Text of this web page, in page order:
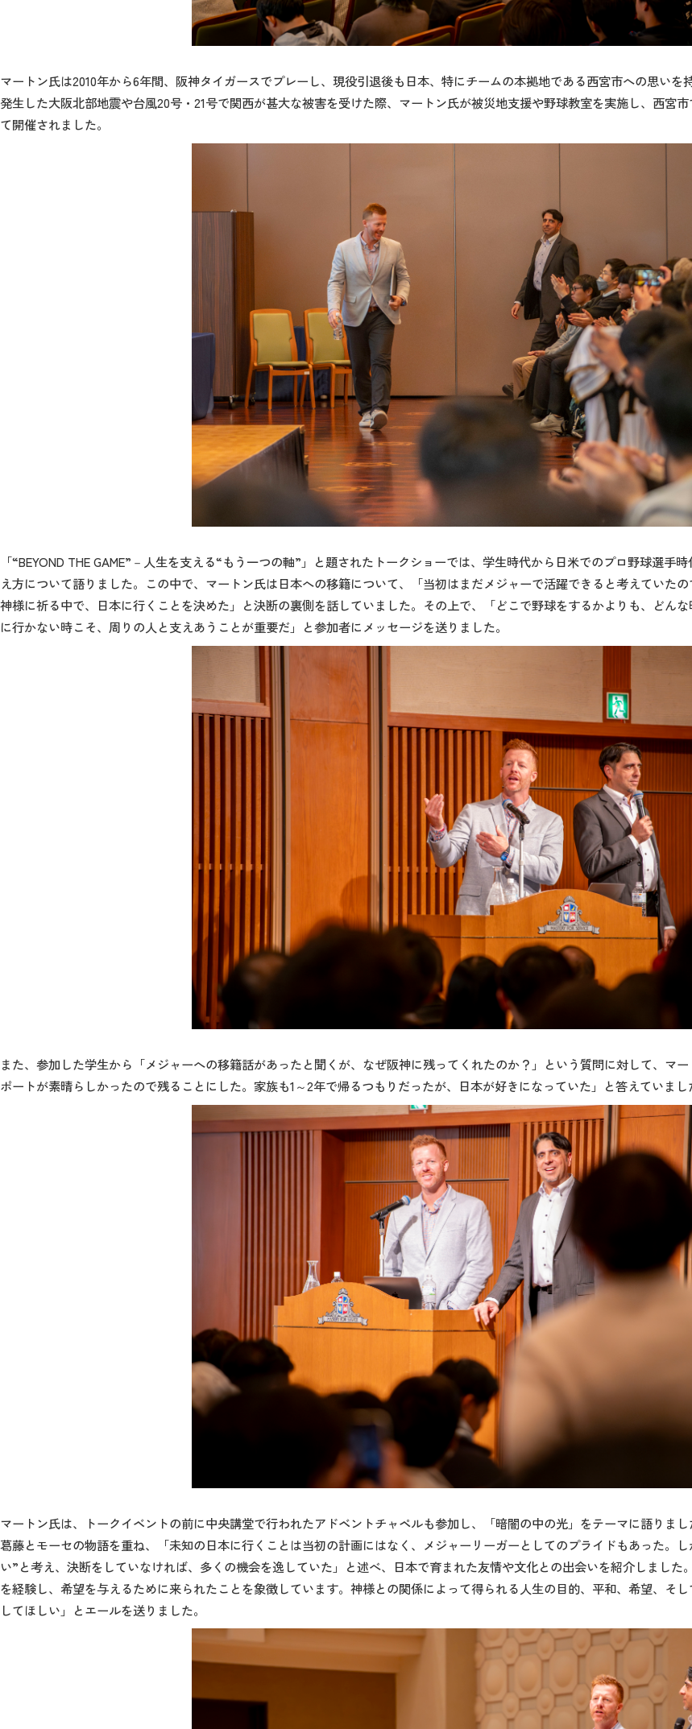
マートン氏は2010年から6年間、阪神タイガースでプレーし、現役引退後も日本、特にチームの本拠地である西宮市への思いを
発生した大阪北部地震や台風20号・21号で関西が甚大な被害を受けた際、マートン氏が被災地支援や野球教室を実施し、西宮
て開催されました。
「“BEYOND THE GAME”－人生を支える“もう一つの軸”」と題されたトークショーでは、学生時代から日米でのプロ野球選手
え方について語りました。この中で、マートン氏は日本への移籍について、「当初はまだメジャーで活躍できると考えていた
神様に祈る中で、日本に行くことを決めた」と決断の裏側を話していました。その上で、「どこで野球をするかよりも、どん
に行かない時こそ、周りの人と支えあうことが重要だ」と参加者にメッセージを送りました。
また、参加した学生から「メジャーへの移籍話があったと聞くが、なぜ阪神に残ってくれたのか？」という質問に対して、マ
ポートが素晴らしかったので残ることにした。家族も1 ～2年で帰るつもりだったが、日本が好きになっていた」と答えていまし
マートン氏は、トークイベントの前に中央講堂で行われたアドベントチャペルも参加し、「暗闇の中の光」をテーマに語りま
葛藤とモーセの物語を重ね、「未知の日本に行くことは当初の計画にはなく、メジャーリーガーとしてのプライドもあった。
い”と考え、決断をしていなければ、多くの機会を逸していた」と述べ、日本で育まれた友情や文化との出会いを紹介しまし
を経験し、希望を与えるために来られたことを象徴しています。神様との関係によって得られる人生の目的、平和、希望、そ
してほしい」とエールを送りました。